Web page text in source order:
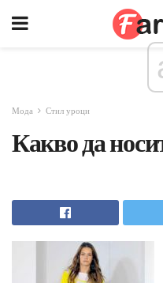
Мода Стил уроци
Какво да